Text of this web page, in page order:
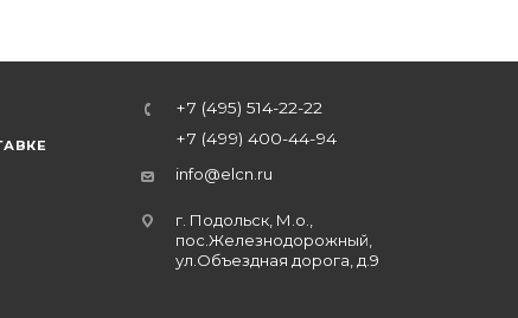
+7 (495) 514-22-22
+7 (499) 400-44-94
info@elcn.ru
г. Подольск, М.о.,
пос.Железнодорожный,
ул.Объездная дорога, д.9